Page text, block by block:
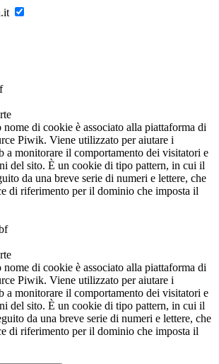
nome di cookie è associato alla piattaforma di
Piwik. Viene utilizzato per aiutare i
a monitorare il comportamento dei visitatori e
del sito. È un cookie di tipo pattern, in cui il
da una breve serie di numeri e lettere, che
di riferimento per il dominio che imposta il
nome di cookie è associato alla piattaforma di
Piwik. Viene utilizzato per aiutare i
a monitorare il comportamento dei visitatori e
del sito. È un cookie di tipo pattern, in cui il
da una breve serie di numeri e lettere, che
di riferimento per il dominio che imposta il